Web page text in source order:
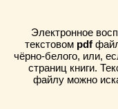
Электронное
текстовом pdf
чёрно-белого, или,
страниц книги.
файлу можно